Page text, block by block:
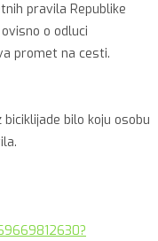
pravila Republike
o odluci
promet na cesti.
bilo koju osobu